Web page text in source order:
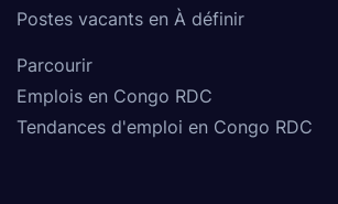
Postes vacants en À définir
Parcourir
Emplois en Congo RDC
Tendances d'emploi en Congo RDC